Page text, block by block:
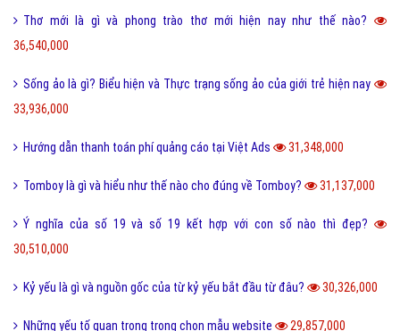
Thơ mới là gì và phong trào thơ mới hiện nay như thế nào?
36,540,000
Sống ảo là gì? Biểu hiện và Thực trạng sống ảo của giới trẻ hiện nay
33,936,000
Hướng dẫn thanh toán phí quảng cáo tại Việt Ads 31,348,000
Tomboy là gì và hiểu như thế nào cho đúng về Tomboy? 31,137,000
Ý nghĩa của số 19 và số 19 kết hợp với con số nào thì đẹp?
30,510,000
Kỷ yếu là gì và nguồn gốc của từ kỷ yếu bắt đầu từ đâu? 30,326,000
Những yếu tố quan trọng trong chọn mẫu website 29,857,000